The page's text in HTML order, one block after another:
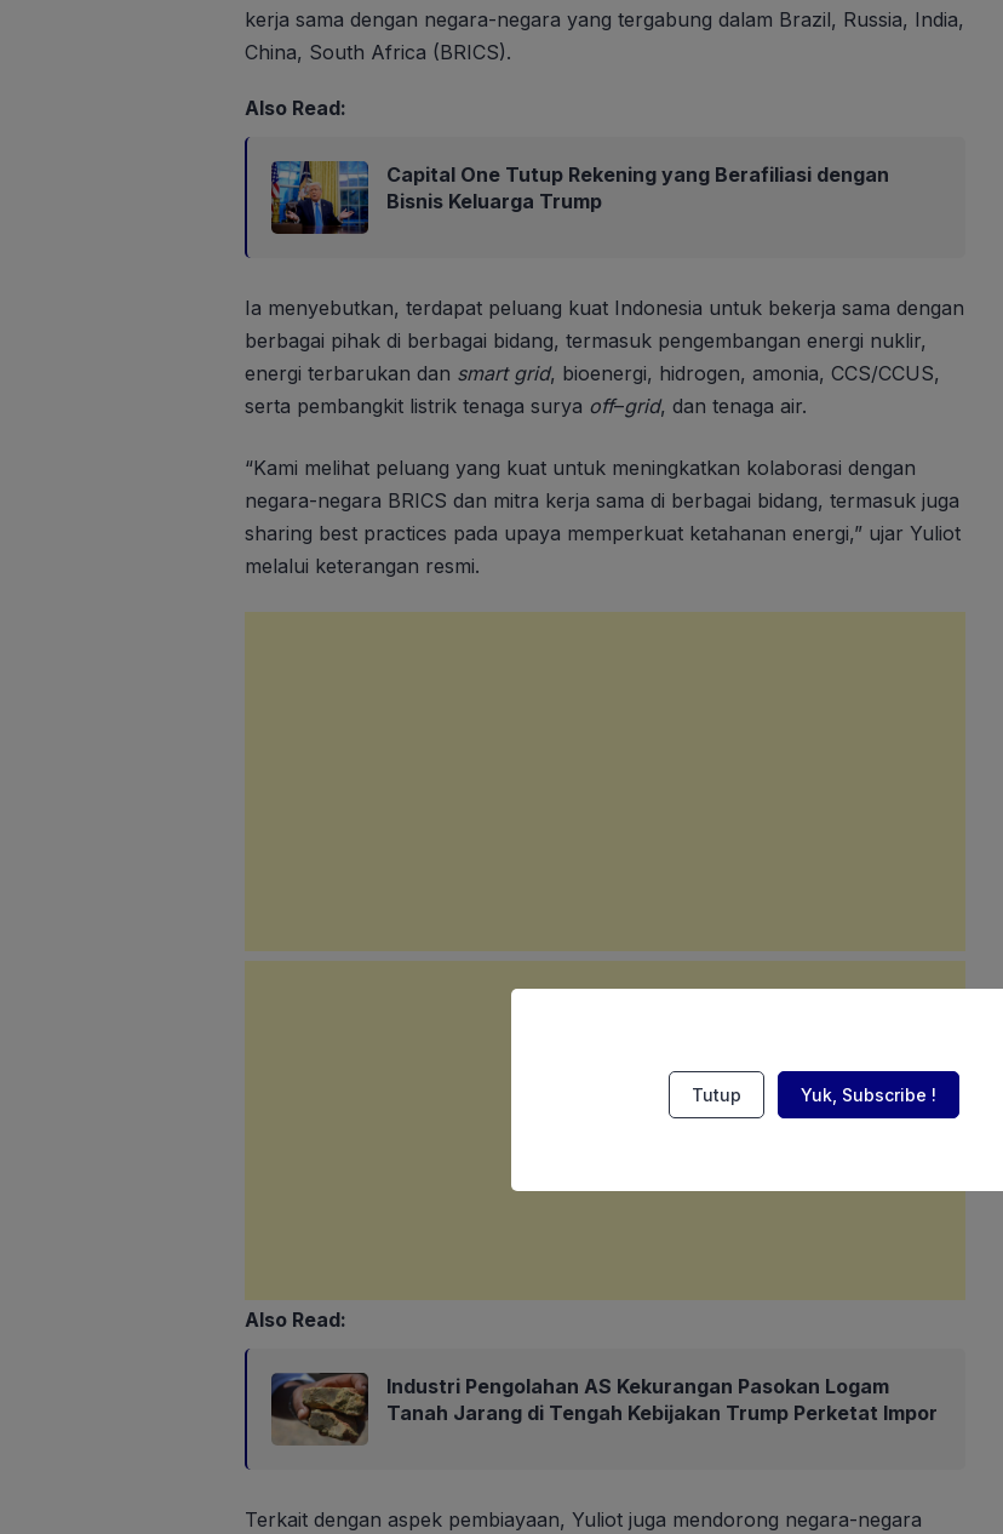
kerja sama dengan negara-negara yang tergabung dalam Brazil, Russia, India,
China, South Africa (BRICS).
Also Read:
Capital One Tutup Rekening yang Berafiliasi dengan
Bisnis Keluarga Trump
Ia menyebutkan, terdapat peluang kuat Indonesia untuk bekerja sama dengan
berbagai pihak di berbagai bidang, termasuk pengembangan energi nuklir,
energi terbarukan dan smart grid, bioenergi, hidrogen, amonia, CCS/CCUS,
serta pembangkit listrik tenaga surya off–grid, dan tenaga air.
“Kami melihat peluang yang kuat untuk meningkatkan kolaborasi dengan
negara-negara BRICS dan mitra kerja sama di berbagai bidang, termasuk juga
sharing best practices pada upaya memperkuat ketahanan energi,” ujar Yuliot
melalui keterangan resmi.
Also Read:
Industri Pengolahan AS Kekurangan Pasokan Logam
Tanah Jarang di Tengah Kebijakan Trump Perketat Impor
Terkait dengan aspek pembiayaan, Yuliot juga mendorong negara-negara
Tutup Yuk, Subscribe !